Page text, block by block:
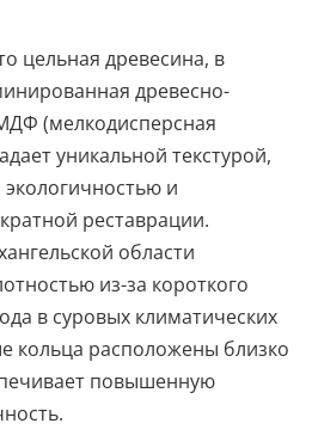
цельная древесина, в
древесно-
(мелкодисперсная
уникальной текстурой,
и
реставрации.
области
из-за короткого
в суровых климатических
кольца расположены близко
повышенную